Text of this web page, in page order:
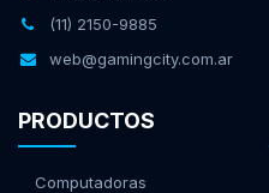
(11) 2150-9885
web@gamingcity.com.ar
PRODUCTOS
Computadoras